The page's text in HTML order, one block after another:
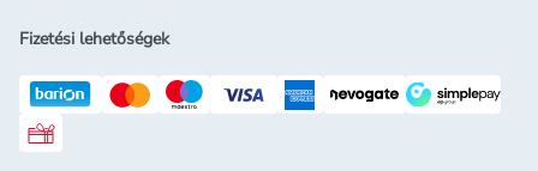
Fizetési lehetőségek
Rossmann ajándékkártya